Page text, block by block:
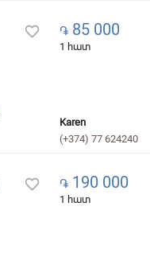
favorite_border ֏ 85 000
1 հատ
Karen
(+374) 77 624240
favorite_border ֏ 190 000
1 հատ